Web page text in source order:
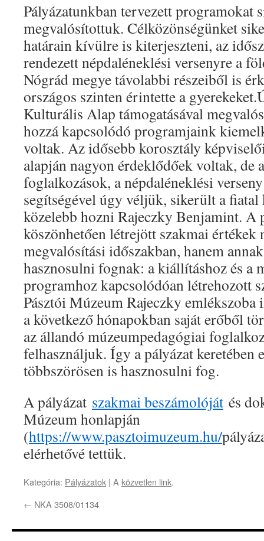
Pályázatunkban tervezett programokat
megvalósítottuk. Célközönségünket
határain kívülre is kiterjeszteni, az
rendezett népdaléneklési versenyre a
Nógrád megye távolabbi részeiből is
országos szinten érintette a
Kulturális Alap támogatásával
hozzá kapcsolódó programjaink
voltak. Az idősebb korosztály
alapján nagyon érdeklődőek voltak, de
foglalkozások, a népdaléneklési
segítségével úgy véljük, sikerült a
közelebb hozni Rajeczky Benjamint. A
köszönhetően létrejött szakmai értékek
megvalósítási időszakban, hanem
hasznosulni fognak: a kiállításhoz és a
programhoz kapcsolódóan létrehozott
Pásztói Múzeum Rajeczky emlékszoba
a következő hónapokban saját erőből
az állandó múzeumpedagógiai
felhasználjuk. Így a pályázat keretében
többszörösen is hasznosulni fog.
A pályázat szakmai beszámolóját és
Múzeum honlapján
(https://www.pasztoimuzeum.hu/
elérhetővé tettük.
Kategória: Pályázatok | A közvetlen link.
← NKA 3508/01134